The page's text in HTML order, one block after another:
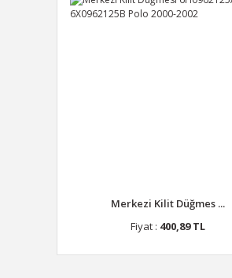
Merkezi Kilit Düğmes ...
Fiyat : 400,89 TL